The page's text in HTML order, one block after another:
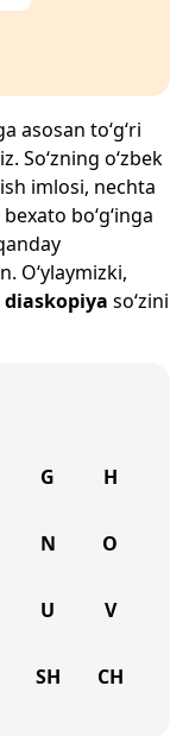
asosan to‘g‘ri
So‘zning o‘zbek
imlosi, nechta
bo‘g‘inga
O‘ylaymizki,
diaskopiya so‘zini
G H
N O
U V
SH CH